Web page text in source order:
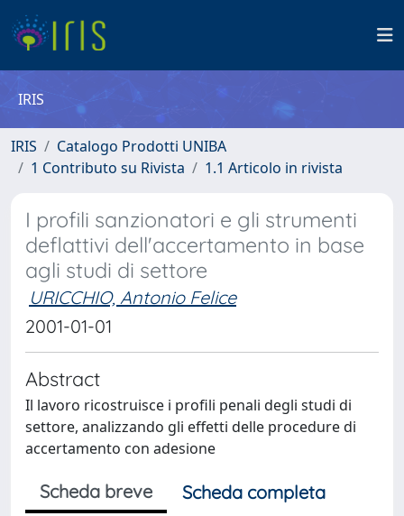
IRIS
IRIS
Catalogo Prodotti UNIBA
1 Contributo su Rivista
1.1 Articolo in rivista
I profili sanzionatori e gli strumenti
deflattivi dell'accertamento in base
agli studi di settore
URICCHIO, Antonio Felice
2001-01-01
Abstract
Il lavoro ricostruisce i profili penali degli studi di
settore, analizzando gli effetti delle procedure di
accertamento con adesione
Scheda breve
Scheda completa